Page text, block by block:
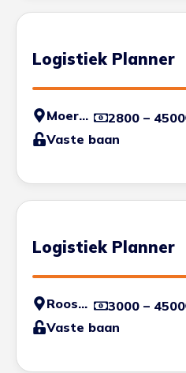
Logistiek Planner
Moerdijk 2800 – 4500
Vaste baan
Logistiek Planner
Roosendaal 3000 – 4500
Vaste baan